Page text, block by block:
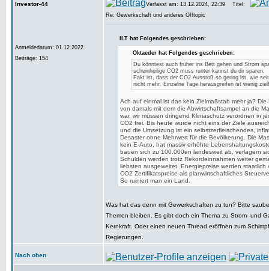
Investor-44
Anmeldedatum: 01.12.2022
Beiträge: 154
Verfasst am: 13.12.2024, 22:39
Titel:
Re: Gewerkschaft und anderes Offtopic
ILT hat Folgendes geschrieben:
Oktaeder hat Folgendes geschrieben:
Du könntest auch früher ins Bett gehen und Strom
scheinheilige CO2 muss runter kannst du dir sparen.
Fakt ist, dass der CO2 Ausstoß so gering ist, wie
nicht mehr. Einzelne Tage herausgreifen ist wenig
Ach auf einmal ist das kein Zielmaßstab mehr ja?
von damals mit dem die Abwirtschaftsampel an die
war, wir müssen dringend Klimaschutz verordnen in
CO2 frei. Bis heute wurde nicht eins der Ziele
und die Umsetzung ist ein selbstzerfleischendes,
Desaster ohne Mehrwert für die Bevölkerung. Die
kein E-Auto, hat massiv erhöhte
bauen sich zu 100.000en landesweit ab, verlagern
Schulden werden trotz Rekordeinnahmen weiter
liebsten ausgeweitet. Energiepreise werden staatlich
CO2 Zertifikatspreise als planwirtschaftliches
So ruiniert man ein Land.
Was hat das denn mit Gewerkschaften zu tun? Bitte
Themen bleiben. Es gibt doch ein Thema zu Strom- und
Kernkraft. Oder einen neuen Thread eröffnen zum
Regierungen.
Nach oben